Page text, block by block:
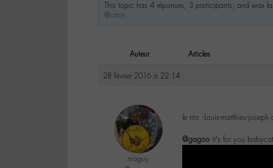
This topic has 4 réponses, 3 participants, and was
@cricri.
Auteur Articles
28 février 2016 à 22:14
maguy
le trio :Louis-matthieu-
@gagoo it’s for you babycat